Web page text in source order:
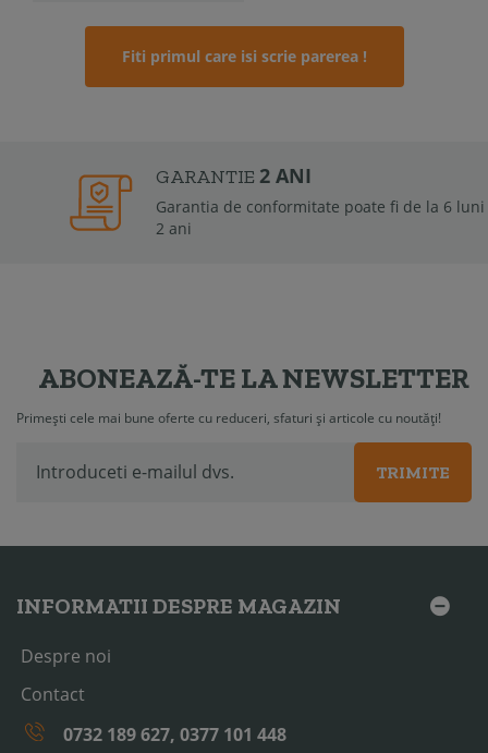
Fiti primul care isi scrie parerea !
GARANTIE2 ANI
Garantia de conformitate poate fi de la 6 luni la
2 ani
ABONEAZĂ-TE LA NEWSLETTER
Primești cele mai bune oferte cu reduceri, sfaturi și articole cu noutăți!
TRIMITE
INFORMATII DESPRE MAGAZIN
Despre noi
Contact
0732 189 627, 0377 101 448